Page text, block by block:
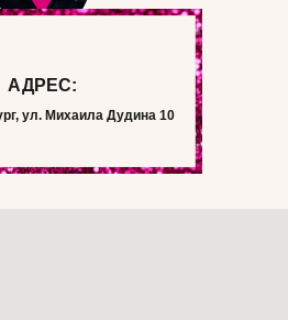
ул. Михаила Дудина 10
АДРЕС: